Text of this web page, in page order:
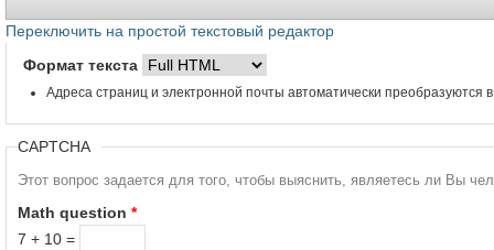
Переключить на простой текстовый редактор
Формат текста
Адреса страниц и электронной почты автоматически преобразуются
CAPTCHA
Этот вопрос задается для того, чтобы выяснить, являетесь ли Вы
Math question *
7 + 10 =